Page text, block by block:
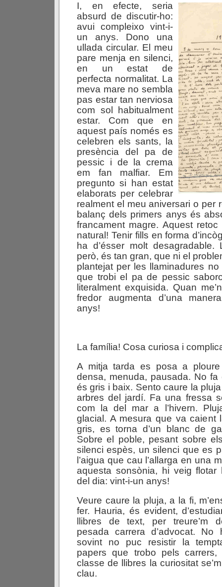
I, en efecte, seria
absurd de discutir-ho:
avui compleixo vint-i-
un anys. Dono una
ullada circular. El meu
pare menja en silenci,
en un estat de
perfecta normalitat. La
meva mare no sembla
pas estar tan nerviosa
com sol habitualment
estar. Com que en
aquest país només es
celebren els sants, la
presència del pa de
pessic i de la crema
em fan malfiar. Em
pregunto si han estat
elaborats per celebrar
realment el meu aniversari o per
balanç dels primers anys és
francament magre. Aquest
natural! Tenir fills en forma
ha d’ésser molt desagradable.
però, és tan gran, que ni el
plantejat per les llaminadures
que trobi el pa de pessic
literalment exquisida. Quan
fredor augmenta d’una
anys!
La família! Cosa curiosa i
A mitja tarda es posa a
densa, menuda, pausada. No fa
és gris i baix. Sento caure la
arbres del jardí. Fa una fressa
com la del mar a l’hivern.
glacial. A mesura que va caient
gris, es torna d’un blanc de
Sobre el poble, pesant sobre
silenci espès, un silenci que es
l’aigua que cau l’allarga en una
aquesta sonsònia, hi veig flotar
del dia: vint-i-un anys!
Veure caure la pluja, a la fi,
fer. Hauria, és evident,
llibres de text, per treure’m
pesada carrera d’advocat.
sovint no puc resistir la
papers que trobo pels carrers,
classe de llibres la curiositat
clau.